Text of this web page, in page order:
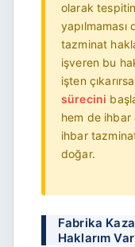
olarak
yapılmaması
tazminat
işveren bu
işten
sürecini
hem de ihbar
ihbar
doğar.
Fabrika
Haklarım